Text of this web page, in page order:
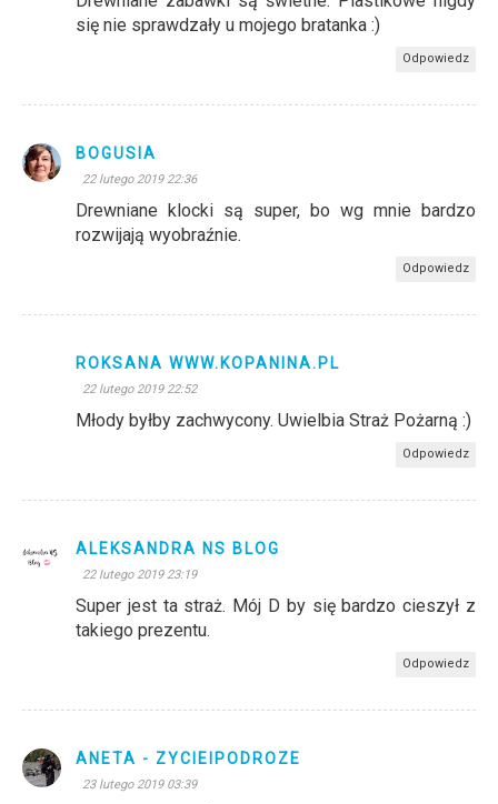
się nie sprawdzały u mojego bratanka :)
Odpowiedz
BOGUSIA
22 lutego 2019 22:36
Drewniane klocki są super, bo wg mnie bardzo
rozwijają wyobraźnie.
Odpowiedz
ROKSANA WWW.KOPANINA.PL
22 lutego 2019 22:52
Młody byłby zachwycony. Uwielbia Straż Pożarną :)
Odpowiedz
ALEKSANDRA NS BLOG
22 lutego 2019 23:19
Super jest ta straż. Mój D by się bardzo cieszył z
takiego prezentu.
Odpowiedz
ANETA - ZYCIEIPODROZE
23 lutego 2019 03:39